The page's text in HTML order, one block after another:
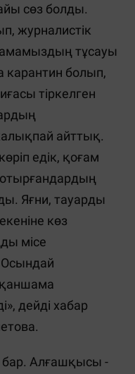
сөз болды.
журналистік
тұсауы
карантин болып,
тіркелген
айттық.
едік, қоғам
отырғандардың
Яғни, тауарды
көз
місе
қаншама
дейді хабар
бар. Алғашқысы -